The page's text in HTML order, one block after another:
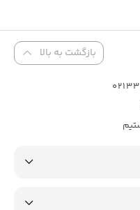
بازگشت به بالا